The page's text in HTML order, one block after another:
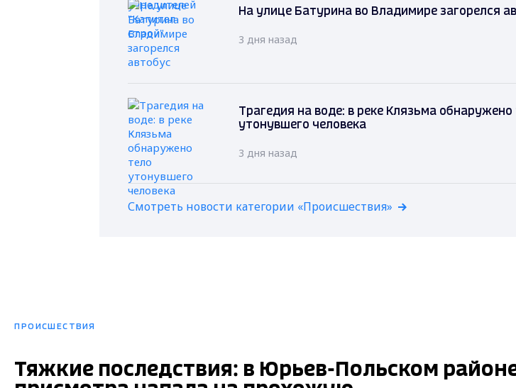
На улице Батурина во Владимире загорелся
3 дня назад
Трагедия на воде: в реке Клязьма обнаружено
утонувшего человека
3 дня назад
Смотреть новости категории «Происшествия»
ПРОИСШЕСТВИЯ
Тяжкие последствия: в Юрьев-Польском